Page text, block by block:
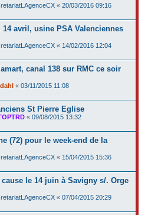
«20/03/2016 09:16
14 avril, usine PSA Valenciennes
« 14/02/2016 12:04
canal 138 sur RMC ce soir
«03/11/2015 11:08
St Pierre Eglise
«09/08/2015 13:32
(72) pour le week-end de la
« 15/04/2015 15:36
le 14 juin à Savigny s/. Orge
«07/04/2015 20:29